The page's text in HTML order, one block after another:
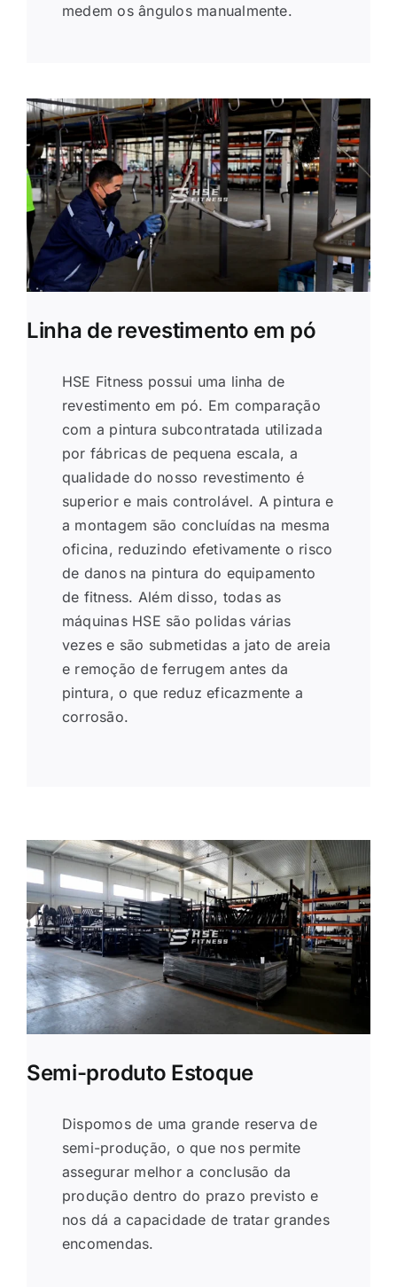
medem os ângulos manualmente.
Linha de revestimento em pó
HSE Fitness possui uma linha de
revestimento em pó. Em comparação
com a pintura subcontratada utilizada
por fábricas de pequena escala, a
qualidade do nosso revestimento é
superior e mais controlável. A pintura e
a montagem são concluídas na mesma
oficina, reduzindo efetivamente o risco
de danos na pintura do equipamento
de fitness. Além disso, todas as
máquinas HSE são polidas várias
vezes e são submetidas a jato de areia
e remoção de ferrugem antes da
pintura, o que reduz eficazmente a
corrosão.
Semi-produto Estoque
Dispomos de uma grande reserva de
semi-produção, o que nos permite
assegurar melhor a conclusão da
produção dentro do prazo previsto e
nos dá a capacidade de tratar grandes
encomendas.